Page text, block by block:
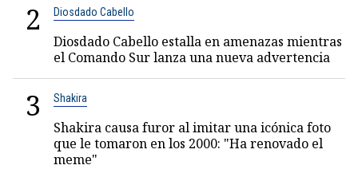
2 Diosdado Cabello
Diosdado Cabello estalla en amenazas mientras
el Comando Sur lanza una nueva advertencia
3 Shakira
Shakira causa furor al imitar una icónica foto
que le tomaron en los 2000: "Ha renovado el
meme"